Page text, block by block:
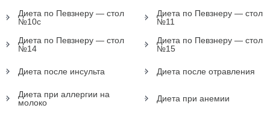
Диета по Певзнеру — стол
№10с
Диета по Певзнеру — стол
№11
Диета по Певзнеру — стол
№14
Диета по Певзнеру — стол
№15
Диета после инсульта Диета после отравления
Диета при аллергии на
молоко
Диета при анемии